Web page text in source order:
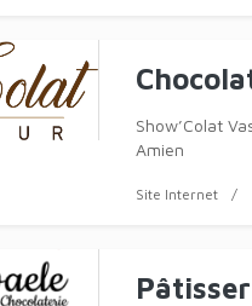
Show’Colat
Amien
Site Internet